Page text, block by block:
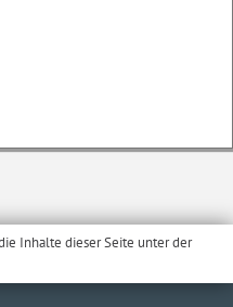
Inhalte dieser Seite unter der